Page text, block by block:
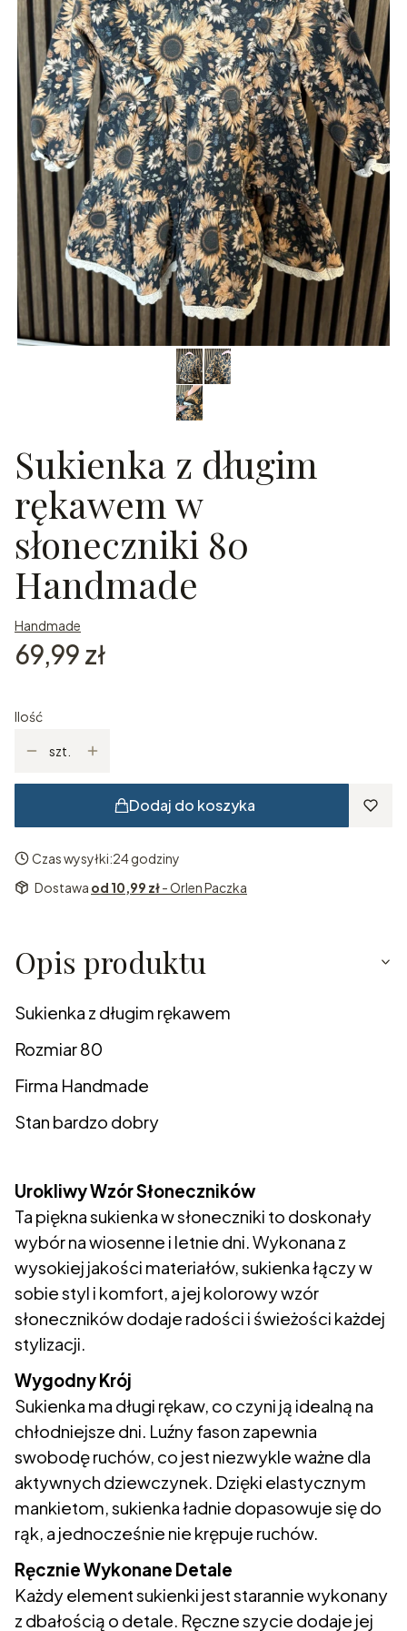
Sukienka z długim
rękawem w
słoneczniki 80
Handmade
Handmade
Cena
69,99 zł
Ilość
szt.
Dodaj do koszyka
Czas wysyłki:24 godziny
Dostawa od 10,99 zł- Orlen Paczka
Opis produktu
Sukienka z długim rękawem
Rozmiar 80
Firma Handmade
Stan bardzo dobry
Urokliwy Wzór Słoneczników
Ta piękna sukienka w słoneczniki to doskonały
wybór na wiosenne i letnie dni. Wykonana z
wysokiej jakości materiałów, sukienka łączy w
sobie styl i komfort, a jej kolorowy wzór
słoneczników dodaje radości i świeżości każdej
stylizacji.
Wygodny Krój
Sukienka ma długi rękaw, co czyni ją idealną na
chłodniejsze dni. Luźny fason zapewnia
swobodę ruchów, co jest niezwykle ważne dla
aktywnych dziewczynek. Dzięki elastycznym
mankietom, sukienka ładnie dopasowuje się do
rąk, a jednocześnie nie krępuje ruchów.
Ręcznie Wykonane Detale
Każdy element sukienki jest starannie wykonany
z dbałością o detale. Ręczne szycie dodaje jej